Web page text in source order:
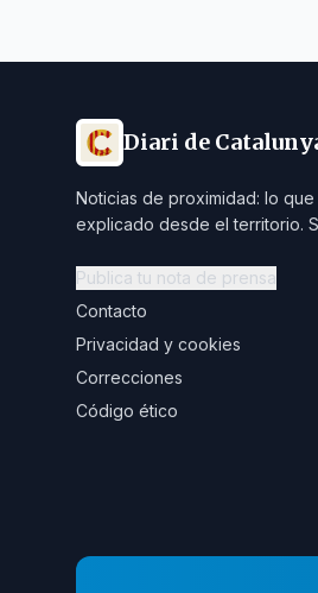
Diari de
Noticias de proximidad: lo que
explicado desde el territorio.
Publica tu nota de prensa
Contacto
Privacidad y cookies
Correcciones
Código ético